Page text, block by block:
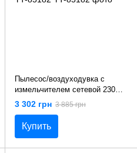
Пылесос/воздуходувка с
измельчителем сетевой 230В
(3кВт) производ. 10-16 м³/мин
(сборник 45л) Yato YT-85182
3 302 грн 3 885 грн
Купить